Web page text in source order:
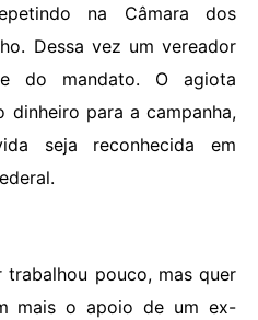
na Câmara dos
Dessa vez um vereador
do mandato. O agiota
dinheiro para a campanha,
seja reconhecida em
pouco, mas quer
mais o apoio de um ex-